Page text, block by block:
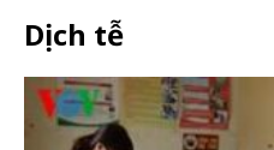
Dịch tễ